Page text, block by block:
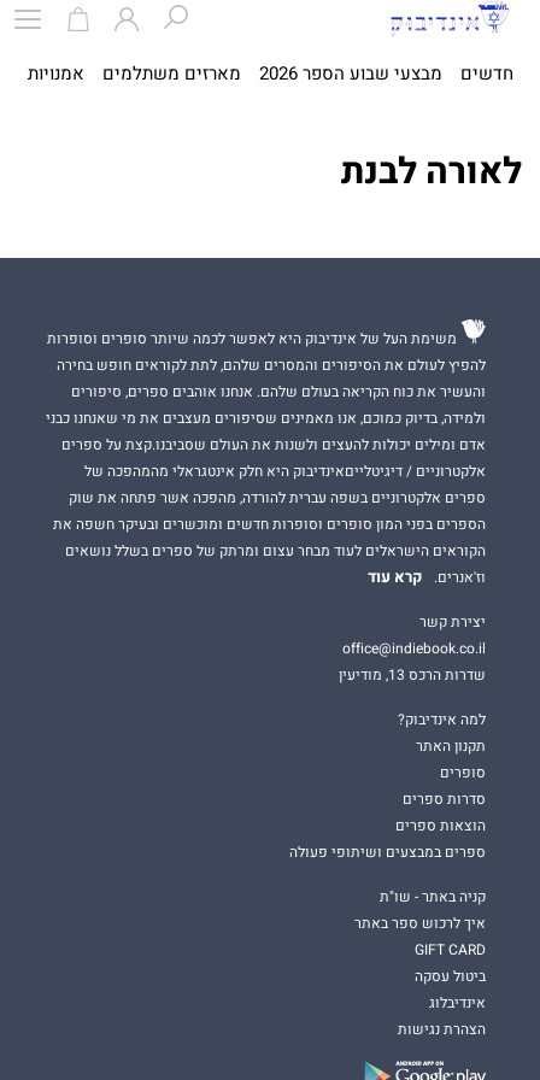
חדשים מבצעי שבוע הספר 2026 מארזים משתלמים אמנויות
לאורה לבנת
משימת העל של אינדיבוק היא לאפשר לכמה שיותר סופרים וסופרות
להפיץ לעולם את הסיפורים והמסרים שלהם, לתת לקוראים חופש בחירה
והעשיר את כוח הקריאה בעולם שלהם. אנחנו אוהבים ספרים, סיפורים
ולמידה, בדיוק כמוכם, אנו מאמינים שסיפורים מעצבים את מי שאנחנו כבני
אדם ומילים יכולות להעצים ולשנות את העולם שסביבנו.קצת על ספרים
אלקטרוניים / דיגיטלייםאינדיבוק היא חלק אינטגראלי מהמהפכה של
ספרים אלקטרוניים בשפה עברית להורדה, מהפכה אשר פתחה את שוק
הספרים בפני המון סופרים וסופרות חדשים ומוכשרים ובעיקר חשפה את
הקוראים הישראלים לעוד מבחר עצום ומרתק של ספרים בשלל נושאים
וז'אנרים.
קרא עוד
יצירת קשר
office@indiebook.co.il
שדרות הרכס 13, מודיעין
למה אינדיבוק?
תקנון האתר
סופרים
סדרות ספרים
הוצאות ספרים
ספרים במבצעים ושיתופי פעולה
קניה באתר - שו"ת
איך לרכוש ספר באתר
GIFT CARD
ביטול עסקה
אינדיבלוג
הצהרת נגישות